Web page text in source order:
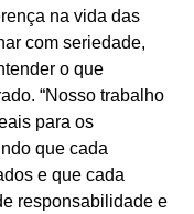
na vida das
com seriedade,
o que
“Nosso trabalho
para os
que cada
e que cada
responsabilidade e